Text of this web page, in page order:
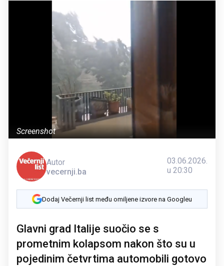
Screenshot
Autor
vecernji.ba
03.06.2026.
u 20:30
Dodaj Večernji list među omiljene izvore na Googleu
Glavni grad Italije suočio se s
prometnim kolapsom nakon što su u
pojedinim četvrtima automobili gotovo